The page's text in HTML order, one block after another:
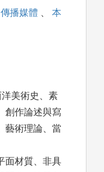
傳播媒體 、
本
美術史、素
創作論述與寫
藝術理論、當
面材質、非具